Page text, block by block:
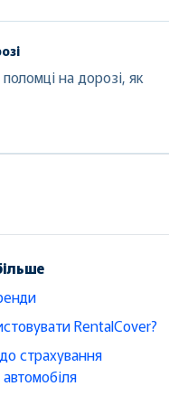
на дорозі, як
RentalCover?
страхування